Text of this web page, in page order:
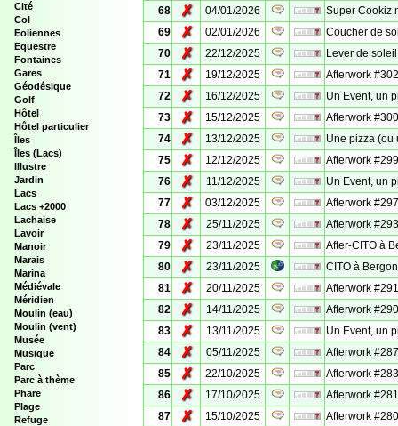
Cité
Col
Eoliennes
Equestre
Fontaines
Gares
Géodésique
Golf
Hôtel
Hôtel particulier
Îles
Îles (Lacs)
Illustre
Jardin
Lacs
Lacs +2000
Lachaise
Lavoir
Manoir
Marais
Marina
Médiévale
Méridien
Moulin (eau)
Moulin (vent)
Musée
Musique
Parc
Parc à thème
Phare
Plage
Refuge
68
✗ 04/01/2026
Super Cookiz
69
✗ 02/01/2026
Coucher de
70
✗ 22/12/2025
Lever de
71
✗ 19/12/2025
Afterwork
72
✗ 16/12/2025
Un Event, un
73
✗ 15/12/2025
Afterwork
74
✗ 13/12/2025
Une pizza (ou
75
✗ 12/12/2025
Afterwork
76
✗ 11/12/2025
Un Event, un
77
✗ 03/12/2025
Afterwork
78
✗ 25/11/2025
Afterwork
79
✗ 23/11/2025
After-CITO à
80
✗ 23/11/2025
CITO à
81
✗ 20/11/2025
Afterwork
82
✗ 14/11/2025
Afterwork
83
✗ 13/11/2025
Un Event, un
84
✗ 05/11/2025
Afterwork
85
✗ 22/10/2025
Afterwork
86
✗ 17/10/2025
Afterwork
87
✗ 15/10/2025
Afterwork